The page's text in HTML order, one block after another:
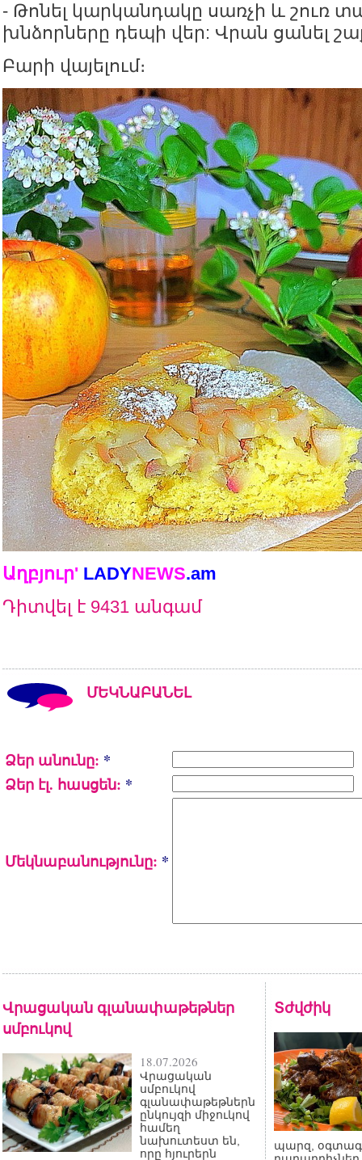
- Թոնել կարկանդակը սառչի և շուռ
խնձորները դեպի վեր: Վրան ցանել
Բարի վայելում։
Աղբյուր' LADYNEWS.am
Դիտվել է 9431 անգամ
ՄԵԿՆԱԲԱՆԵԼ
Ձեր անունը: *
Ձեր էլ. հասցեն: *
Մեկնաբանությունը: *
Վրացական գլանափաթեթներ
սմբուկով
18.07.2026
Վրացական
սմբուկով
գլանափաթեթներն
ընկույզի միջուկով
համեղ
նախուտեստ են,
որը հյուրերն
Տժվժիկ
պարզ,